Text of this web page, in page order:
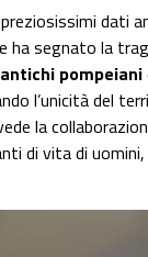
dati
ha segnato la
pompeiani
l’unicità del
la
di vita di